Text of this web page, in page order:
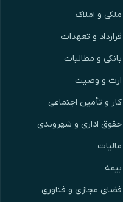
ملکی و املاک
قرارداد و تعهدات
بانکی و مطالبات
ارث و وصیت
کار و تأمین اجتماعی
حقوق اداری و شهروندی
مالیات
بیمه
فضای مجازی و فناوری